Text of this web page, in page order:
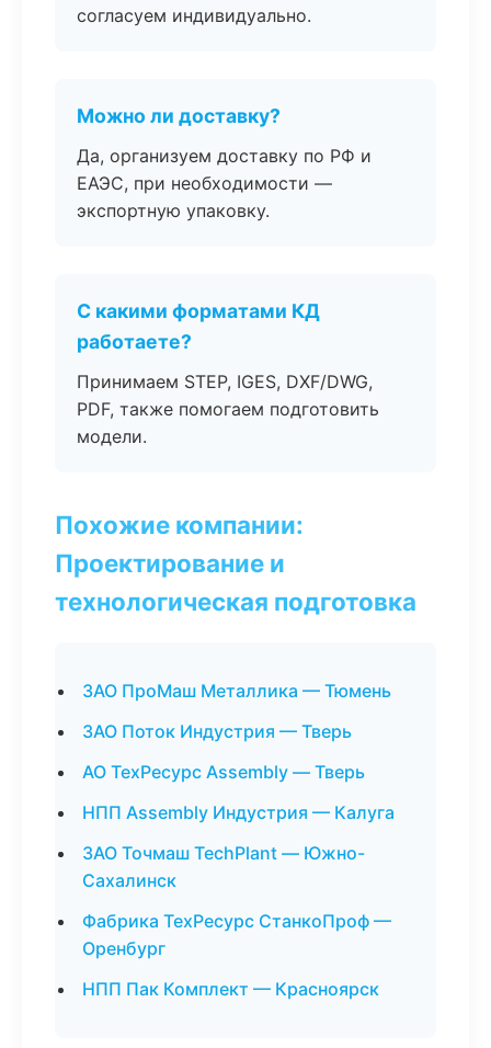
согласуем индивидуально.
Можно ли доставку?
Да, организуем доставку по РФ и
ЕАЭС, при необходимости —
экспортную упаковку.
С какими форматами КД
работаете?
Принимаем STEP, IGES, DXF/DWG,
PDF, также помогаем подготовить
модели.
Похожие компании:
Проектирование и
технологическая подготовка
ЗАО ПроМаш Металлика — Тюмень
ЗАО Поток Индустрия — Тверь
АО ТехРесурс Assembly — Тверь
НПП Assembly Индустрия — Калуга
ЗАО Точмаш TechPlant — Южно-
Сахалинск
Фабрика ТехРесурс СтанкоПроф —
Оренбург
НПП Пак Комплект — Красноярск